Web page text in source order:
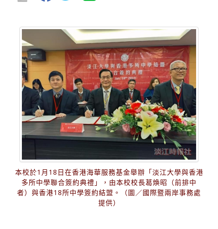
本校於1月18日在香港海華服務基金舉辦「淡江大學與香港
多所中學聯合簽約典禮」，由本校校長葛煥昭（前排中
者）與香港18所中學簽約結盟。（圖／國際暨兩岸事務處
提供）